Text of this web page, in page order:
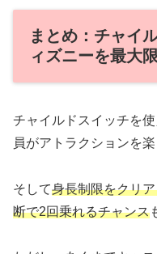
まとめ：チャイ
ィズニーを最大
チャイルドスイッチを
員がアトラクションを楽
そして身長制限をクリ
断で2回乗れるチャンス